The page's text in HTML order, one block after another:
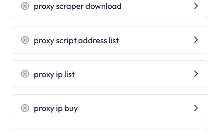
proxy scraper download
proxy script address list
proxy ip list
proxy ip buy